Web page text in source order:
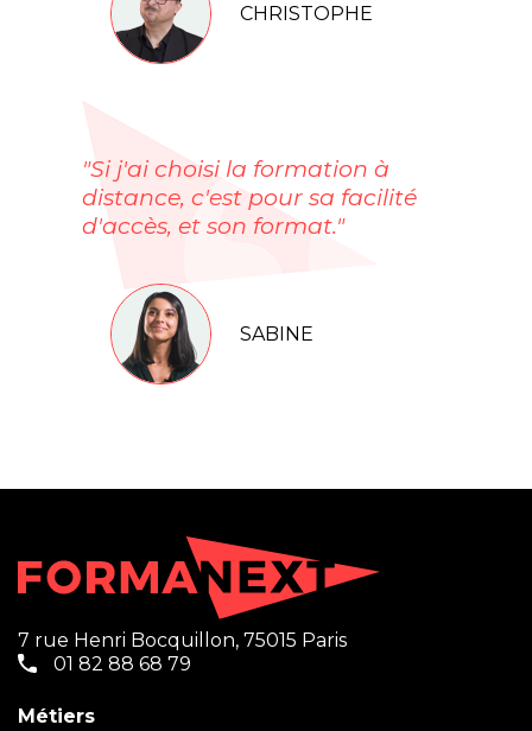
CHRISTOPHE
"Si j'ai choisi la formation à
distance, c'est pour sa facilité
d'accès, et son format."
SABINE
7 rue Henri Bocquillon, 75015 Paris
01 82 88 68 79
Métiers